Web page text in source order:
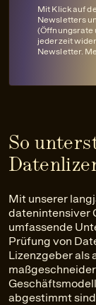
Mit Klick auf
Newsletters
(Öffnungsrate
jederzeit
Newsletter.
So
Mit unserer
datenintensiver
umfassende
Prüfung von
Lizenzgeber als
abgestimmt sind.